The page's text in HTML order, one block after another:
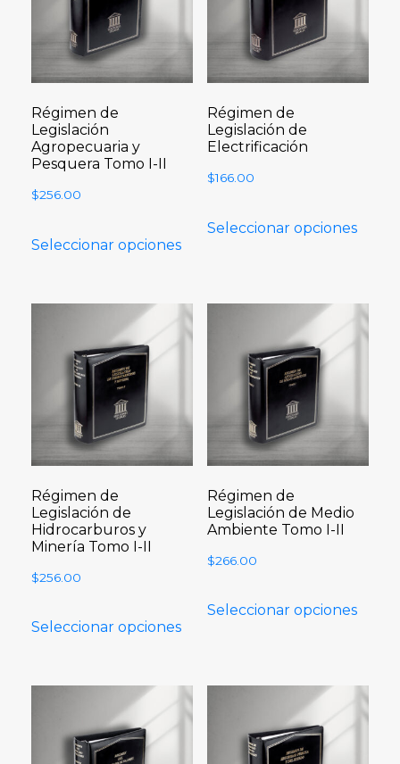
Régimen de
Legislación
Agropecuaria y
Pesquera Tomo I-II
$256.00
Seleccionar opciones
Régimen de
Legislación de
Electrificación
$166.00
Seleccionar opciones
Régimen de
Legislación de
Hidrocarburos y
Minería Tomo I-II
$256.00
Seleccionar opciones
Régimen de
Legislación de Medio
Ambiente Tomo I-II
$266.00
Seleccionar opciones